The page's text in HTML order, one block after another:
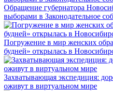
Обращение губернатора
выборами в Законодательное
Погружение в мир женских
будней» открылась в
Захватывающая экспедиция:
оживут в виртуальном мире